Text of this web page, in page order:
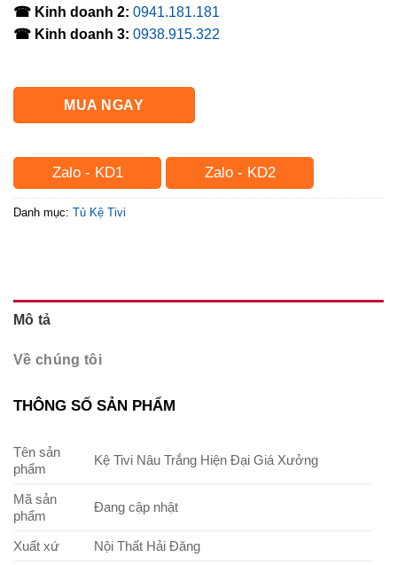
☎ Kinh doanh 2: 0941.181.181
☎ Kinh doanh 3: 0938.915.322
MUA NGAY
Zalo - KD1 Zalo - KD2
Danh mục: Tủ Kệ Tivi
Mô tả
Về chúng tôi
THÔNG SỐ SẢN PHẨM
Tên sản
phẩm
Kệ Tivi Nâu Trắng Hiện Đại Giá Xưởng
Mã sản
phẩm
Đang cập nhật
Xuất xứ
Nội Thất Hải Đăng